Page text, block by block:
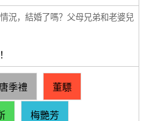
況，結婚了嗎？父母兄弟和老婆兒
唐季禮 董驃
梅艷芳